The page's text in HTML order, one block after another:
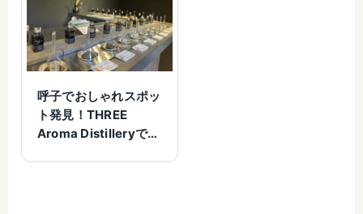
呼子でおしゃれスポッ
ト発見！THREE
Aroma Distilleryで香